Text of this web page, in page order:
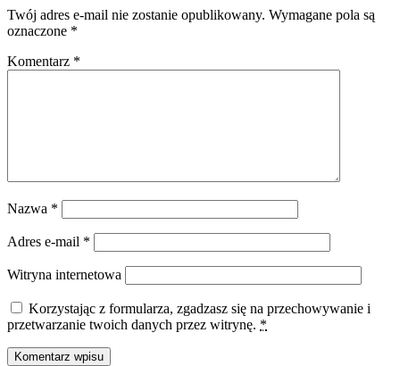
Twój adres e-mail nie zostanie opublikowany. Wymagane pola są
oznaczone *
Komentarz *
Nazwa *
Adres e-mail *
Witryna internetowa
Korzystając z formularza, zgadzasz się na przechowywanie i
przetwarzanie twoich danych przez witrynę. *